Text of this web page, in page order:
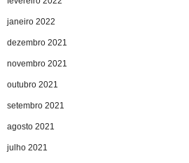
janeiro 2022
dezembro 2021
novembro 2021
outubro 2021
setembro 2021
agosto 2021
julho 2021